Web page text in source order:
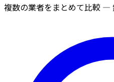
複数の業者をまとめて比較 —